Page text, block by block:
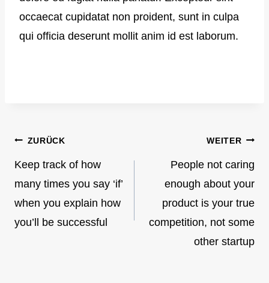
occaecat cupidatat non proident, sunt in culpa
qui officia deserunt mollit anim id est laborum.
Beitragsnavigation
ZURÜCK
Keep track of how
many times you say ‘if’
when you explain how
you’ll be successful
WEITER
People not caring
enough about your
product is your true
competition, not some
other startup